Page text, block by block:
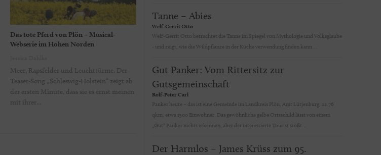
Das tote Pferd von Plön – Musical-
Webserie im Hohen Norden
Meer, Rapsfelder und Leuchttürme. Der
Teaser-Song „Schleswig-Holstein“ zeigt ab
der ersten Minute, dass sie es ernst meinen
mit ihrer...
Tanne – Abies
Welf-Gerrit Otto
Welf-Gerrit Otto betrachtet die Tanne im Spiegel von Mythologie und Volksglaube
- und zeigt, wie die Wildpflanze in der Küche verwendung finden kann ...
Gut Panker: Vom Rittersitz zur
Gutsgemeinschaft
Rolf-Peter Carl
Panker heute – das ist eine Gemeinde im Landkreis Plön, Amt Lütjenburg, 22.76
qkm, etwa 1500 Einwohner. Das gewöhnliche gelbe Ortsschild lässt von einem
„Gut“ Panker nichts erkennen, aber der interessierte Tourist stößt...
Der Harmlos – James Krüss zum 95.